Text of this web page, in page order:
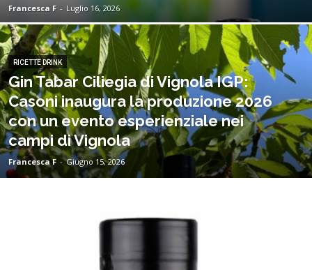
Francesca F - Luglio 16, 2026
RICETTE DRINK
Gin Tabar Ciliegia di Vignola IGP:
Casoni inaugura la produzione 2026
con un evento esperienziale nei
campi di Vignola
Francesca F - Giugno 15, 2026